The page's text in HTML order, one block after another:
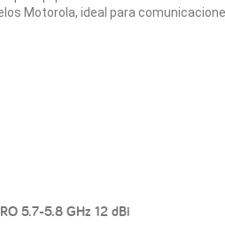
Motorola, ideal para
5.7-5.8 GHz 12 dBi